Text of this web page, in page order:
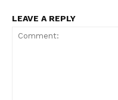
LEAVE A REPLY